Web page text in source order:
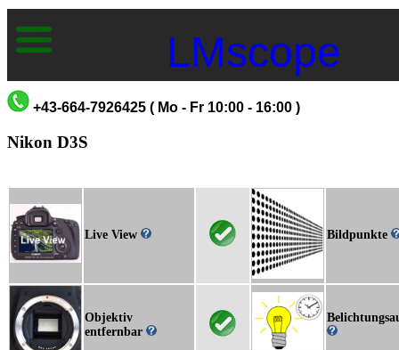
LMscope
+43-664-7926425 ( Mo - Fr 10:00 - 16:00 )
Nikon D3S
Live View Bildpunkte
Objektiv
entfernbar